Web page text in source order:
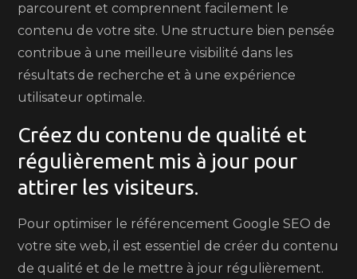
parcourent et comprennent facilement le
contenu de votre site. Une structure bien pensée
contribue à une meilleure visibilité dans les
résultats de recherche et à une expérience
utilisateur optimale.
Créez du contenu de qualité et
régulièrement mis à jour pour
attirer les visiteurs.
Pour optimiser le référencement Google SEO de
votre site web, il est essentiel de créer du contenu
de qualité et de le mettre à jour régulièrement.